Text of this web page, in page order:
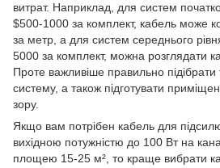
витрат. Наприклад, для систем
$500-1000 за комплект, кабель може
за метр, а для систем середнього
5000 за комплект, можна розглядати
Проте важливіше правильно
систему, а також підготувати
зору.
Якщо вам потрібен кабель для
вихідною потужністю до 100 Вт на
площею 15-25 м², то краще вибрати